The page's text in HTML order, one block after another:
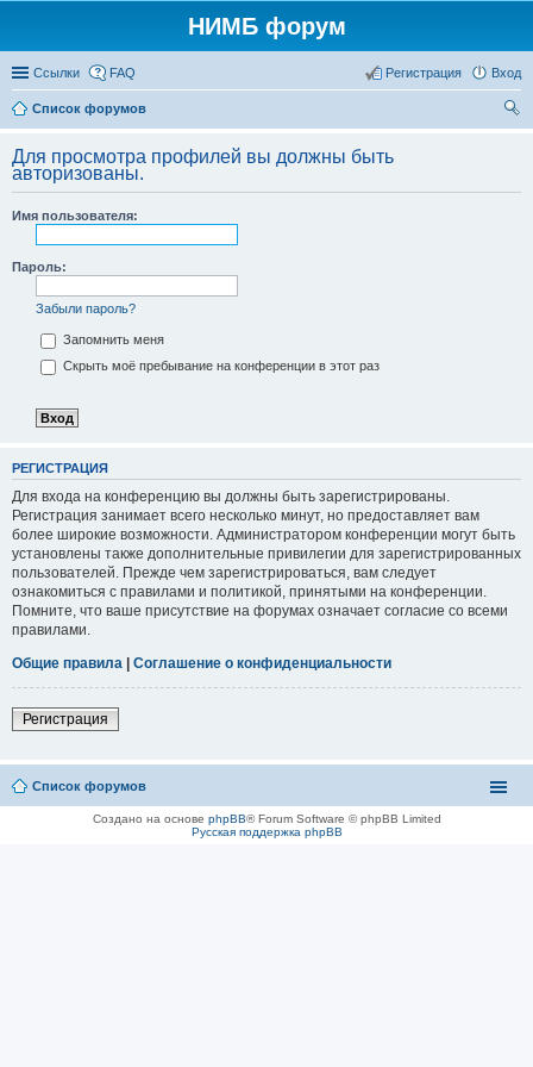
НИМБ форум
Ссылки FAQ Вход
Регистрация
Список форумов
Для просмотра профилей вы должны быть
авторизованы.
Имя пользователя:
Пароль:
Забыли пароль?
Запомнить меня
Скрыть моё пребывание на конференции в этот раз
РЕГИСТРАЦИЯ
Для входа на конференцию вы должны быть зарегистрированы.
Регистрация занимает всего несколько минут, но предоставляет вам
более широкие возможности. Администратором конференции могут быть
установлены также дополнительные привилегии для зарегистрированных
пользователей. Прежде чем зарегистрироваться, вам следует
ознакомиться с правилами и политикой, принятыми на конференции.
Помните, что ваше присутствие на форумах означает согласие со всеми
правилами.
Общие правила | Соглашение о конфиденциальности
Регистрация
Список форумов
Создано на основе phpBB® Forum Software © phpBB Limited
Русская поддержка phpBB